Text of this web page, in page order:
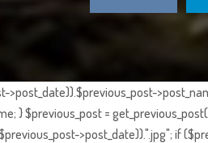
$previous_post =
>post_date)).".jpg"; if